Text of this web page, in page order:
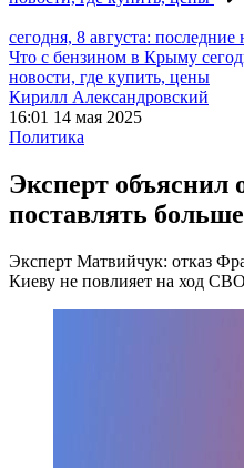
сегодня, 8 августа:
Что с бензином в Крыму
новости, где купить, цены
Кирилл Александровский
16:01 14 мая 2025
Политика
Эксперт объяснил
поставлять
Эксперт Матвийчук: отказ
Киеву не повлияет на ход СВО